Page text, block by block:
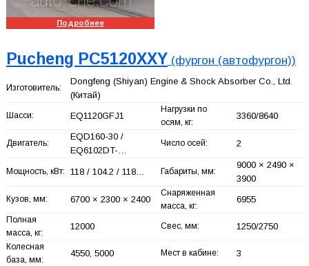
Подробнее
Pucheng PC5120XXY (фургон (автофургон))
Изготовитель:
Dongfeng (Shiyan) Engine & Shock Absorber Co., Ltd.
(Китай)
Шасси: EQ1120GFJ1
Нагрузки по
осям, кг:
3360/8640
Двигатель:
EQD160-30 /
EQ6102DT-…
Число осей: 2
Мощность, кВт: 118 / 104.2 / 118… Габариты, мм:
9000 × 2490 ×
3900
Кузов, мм: 6700 × 2300 × 2400
Снаряженная
масса, кг:
6955
Полная
масса, кг:
12000 Свес, мм: 1250/2750
Колесная
база, мм:
4550, 5000 Мест в кабине: 3